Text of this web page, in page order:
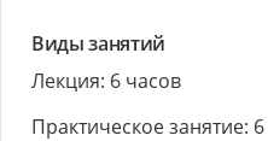
Виды занятий
Лекция: 6 часов
Практическое занятие: